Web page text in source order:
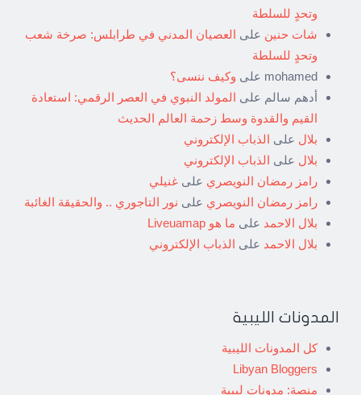
وتحدٍ للسلطة
شات حنين على العصيان المدني في طرابلس: صرخة شعب
وتحدٍ للسلطة
mohamed على وكيف ننسى؟
أدهم سالم على المولد النبوي في العصر الرقمي: استعادة
القيم والقدوة وسط زحمة العالم الحديث
بلال على الذباب الإلكتروني
بلال على الذباب الإلكتروني
رامز رمضان النويصري على غنيلي
رامز رمضان النويصري على نور التاجوري .. والحقيقة الغائبة
بلال الاحمد على ما هو Liveuamap
بلال الاحمد على الذباب الإلكتروني
المدونات الليبية
كل المدونات الليبية
Libyan Bloggers
منصة: مدونات ليبية